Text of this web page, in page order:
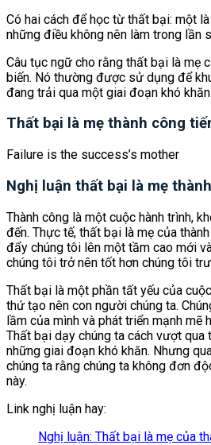
Có hai cách để học từ thất bại: một
những điều không nên làm trong lần
Câu tục ngữ cho rằng thất bại là mẹ
biến. Nó thường được sử dụng để
đang trải qua một giai đoạn khó
Thất bại là mẹ thành công
Failure is the success’s mother
Nghị luận thất bại là mẹ
Thành công là một cuộc hành trình,
đến. Thực tế, thất bại là mẹ của
đẩy chúng tôi lên một tầm cao mới
chúng tôi trở nên tốt hơn chúng tôi
Thất bại là một phần tất yếu của
thứ tạo nên con người chúng ta.
lầm của mình và phát triển mạnh mẽ
Thất bại dạy chúng ta cách vượt qua
những giai đoạn khó khăn. Nhưng
chúng ta rằng chúng ta không đơn
này.
Link nghị luận hay:
Nghị luận: Thất bại là mẹ của